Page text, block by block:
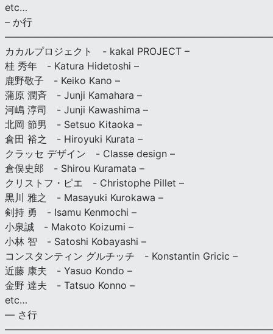
etc…
– か行
カカルプロジェクト - kakal PROJECT –
桂 秀年 - Katura Hidetoshi –
鹿野敬子 - Keiko Kano –
蒲原 潤斉 - Junji Kamahara –
河嶋 淳司 - Junji Kawashima –
北岡 節男 - Setsuo Kitaoka –
倉田 裕之 - Hiroyuki Kurata –
クラッセ デザイン - Classe design –
倉俣史郎 - Shirou Kuramata –
クリストフ・ピエ - Christophe Pillet –
黒川 雅之 - Masayuki Kurokawa –
剣持 勇 - Isamu Kenmochi –
小泉誠 - Makoto Koizumi –
小林 智 - Satoshi Kobayashi –
コンスタンティン グルチッチ - Konstantin Gricic –
近藤 康夫 - Yasuo Kondo –
金野 達夫 - Tatsuo Konno –
etc…
— さ行